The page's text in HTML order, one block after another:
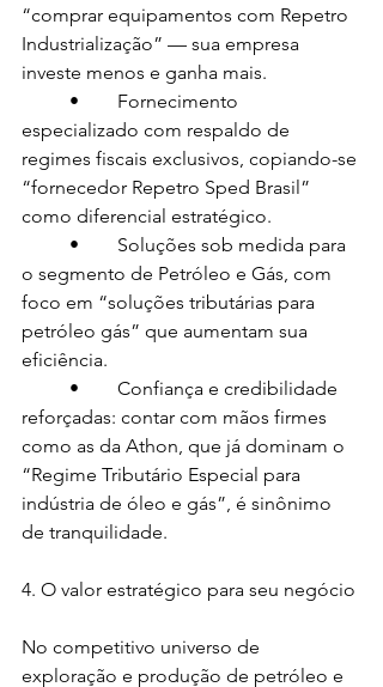
“comprar equipamentos com Repetro
Industrialização” — sua empresa
investe menos e ganha mais.
especializado com respaldo de
regimes fiscais exclusivos, copiando-se
“fornecedor Repetro Sped Brasil”
como diferencial estratégico.
o segmento de Petróleo e Gás, com
foco em “soluções tributárias para
petróleo gás” que aumentam sua
eficiência.
reforçadas: contar com mãos firmes
como as da Athon, que já dominam o
“Regime Tributário Especial para
indústria de óleo e gás”, é sinônimo
de tranquilidade.
4. O valor estratégico para seu negócio
No competitivo universo de
exploração e produção de petróleo e